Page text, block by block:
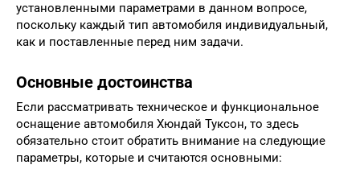
установленными параметрами в данном вопросе,
поскольку каждый тип автомобиля индивидуальный,
как и поставленные перед ним задачи.
Основные достоинства
Если рассматривать техническое и функциональное
оснащение автомобиля Хюндай Туксон, то здесь
обязательно стоит обратить внимание на следующие
параметры, которые и считаются основными: